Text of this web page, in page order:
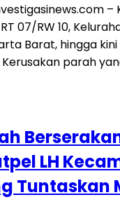
–
07/RW 10,
Barat, hingga
parah
LH
Tuntaskan